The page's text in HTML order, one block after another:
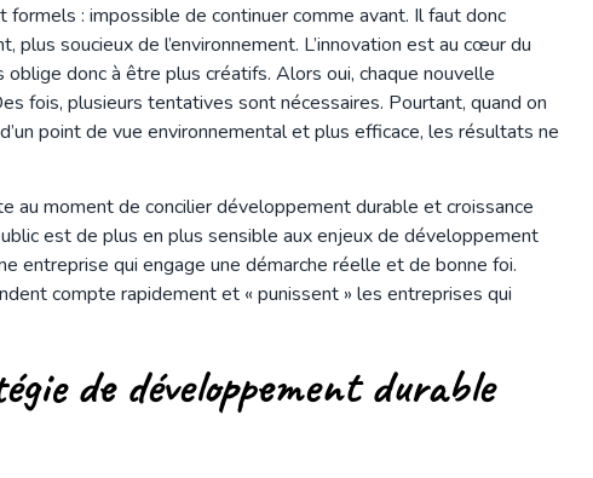
: impossible de continuer comme avant. Il faut donc
soucieux de l’environnement. L’innovation est au cœur du
donc à être plus créatifs. Alors oui, chaque nouvelle
fois, plusieurs tentatives sont nécessaires. Pourtant, quand on
point de vue environnemental et plus efficace, les résultats ne
au moment de concilier développement durable et croissance
est de plus en plus sensible aux enjeux de développement
entreprise qui engage une démarche réelle et de bonne foi.
compte rapidement et « punissent » les entreprises qui
de développement durable